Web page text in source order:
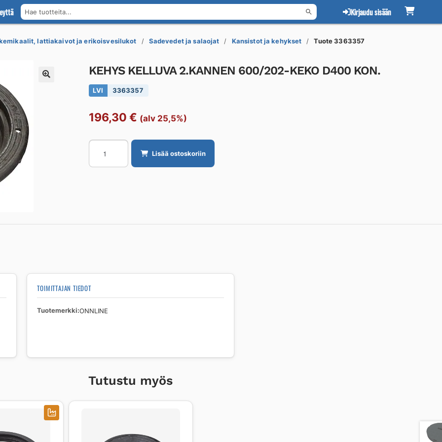
Hae tuotteita... Kirjaudu sisään
lattiakaivot ja erikoisvesilukot Sadevedet ja salaojat Kansistot ja kehykset Tuote 3363357
KEHYS KELLUVA 2.KANNEN 600/202-KEKO D400 KON.
LVI 3363357
196,30 € (alv 25,5%)
KEHYS
KELLUVA
2.KANNEN
Lisää ostoskoriin
TOIMITTAJAN TIEDOT
Tuotemerkki ONNLINE
Tutustu myös